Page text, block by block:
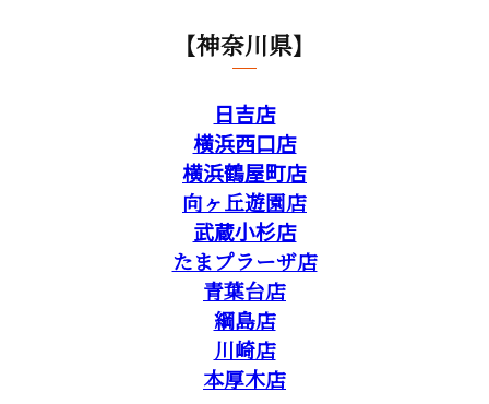
【神奈川県】
日吉店
横浜西口店
横浜鶴屋町店
向ヶ丘遊園店
武蔵小杉店
たまプラーザ店
青葉台店
綱島店
川崎店
本厚木店